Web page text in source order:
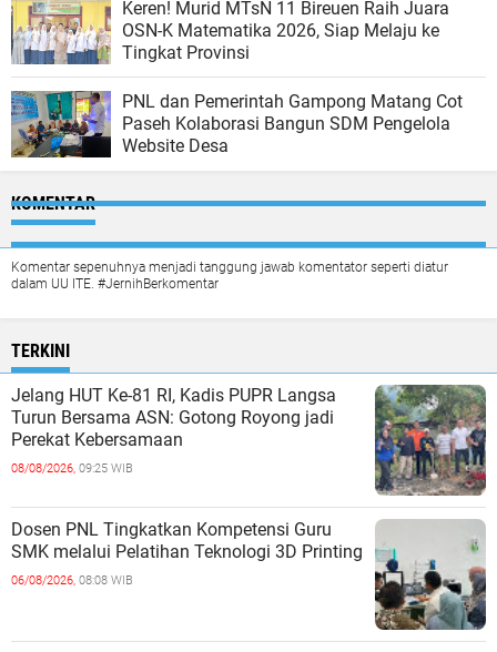
Keren! Murid MTsN 11 Bireuen Raih Juara
OSN-K Matematika 2026, Siap Melaju ke
Tingkat Provinsi
PNL dan Pemerintah Gampong Matang Cot
Paseh Kolaborasi Bangun SDM Pengelola
Website Desa
KOMENTAR
Komentar sepenuhnya menjadi tanggung jawab komentator seperti diatur
dalam UU ITE. #JernihBerkomentar
TERKINI
Jelang HUT Ke-81 RI, Kadis PUPR Langsa
Turun Bersama ASN: Gotong Royong jadi
Perekat Kebersamaan
08/08/2026, 09:25 WIB
Dosen PNL Tingkatkan Kompetensi Guru
SMK melalui Pelatihan Teknologi 3D Printing
06/08/2026, 08:08 WIB